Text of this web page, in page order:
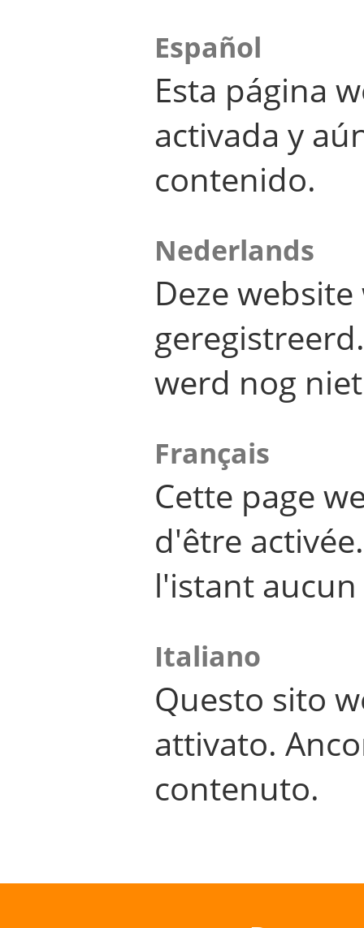
Español
Esta página
activada y
contenido.
Nederlands
Deze
werd nog
Français
Cette page
d'être
l'istant
Italiano
Questo sito
attivato.
contenuto.